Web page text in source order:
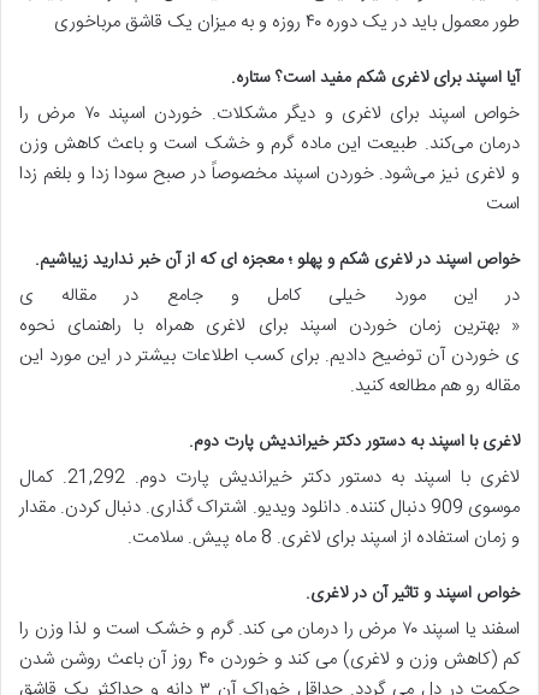
طور معمول باید در یک دوره ۴۰ روزه و به میزان یک قاشق مرباخوری
آیا اسپند برای لاغری شکم مفید است؟ ستاره.
خواص اسپند برای لاغری و دیگر مشکلات. خوردن اسپند ۷۰ مرض را
درمان می‌کند. طبیعت این ماده گرم و خشک است و باعث کاهش وزن
و لاغری نیز می‌شود. خوردن اسپند مخصوصاً در صبح سودا زدا و بلغم زدا
است
خواص اسپند در لاغری شکم و پهلو ؛ معجزه ای که از آن خبر ندارید زیباشیم.
در این مورد خیلی کامل و جامع در مقاله ی
« بهترین زمان خوردن اسپند برای لاغری همراه با راهنمای نحوه
ی خوردن آن توضیح دادیم. برای کسب اطلاعات بیشتر در این مورد این
مقاله رو هم مطالعه کنید.
لاغری با اسپند به دستور دکتر خیراندیش پارت دوم.
لاغری با اسپند به دستور دکتر خیراندیش پارت دوم. 21,292. کمال
موسوی 909 دنبال‌ کننده. دانلود ویدیو. اشتراک گذاری. دنبال کردن. مقدار
و زمان استفاده از اسپند برای لاغری. 8 ماه پیش. سلامت.
خواص اسپند و تاثیر آن در لاغری.
اسفند یا اسپند ۷۰ مرض را درمان می کند. گرم و خشک است و لذا وزن را
کم (کاهش وزن و لاغری) می کند و خوردن ۴۰ روز آن باعث روشن شدن